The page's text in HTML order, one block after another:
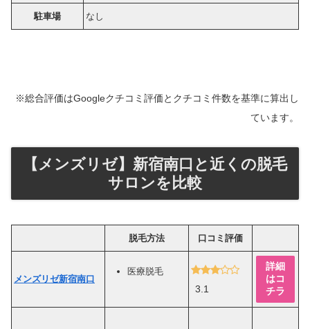
駐車場 なし
※総合評価はGoogleクチコミ評価とクチコミ件数を基準に算出し
ています。
【メンズリゼ】新宿南口と近くの脱毛
サロンを比較
脱毛方法 口コミ評価
メンズリゼ新宿南口
医療脱毛
3.1
詳細
はコ
チラ